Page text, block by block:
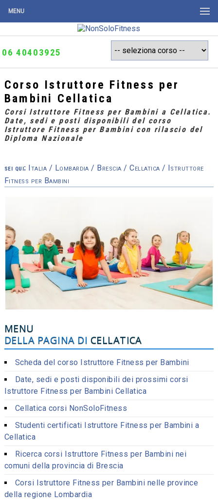
06 40403925
Corso Istruttore Fitness per
Bambini Cellatica
Corsi Istruttore Fitness per Bambini a Cellatica.
Date, sedi e posti disponibili del corso
Istruttore Fitness per Bambini con rilascio del
Diploma Nazionale
sei qui: Italia / Lombardia/ Brescia/Cellatica/ Istruttore
Fitness per Bambini
MENU
DELLA PAGINA DI CELLATICA
Scheda del corso Istruttore Fitness per Bambini
Date, sedi e posti disponibili dei prossimi corsi
Istruttore Fitness per Bambini Cellatica
Cellatica corsi NonSoloFitness
Studenti certificati Istruttore Fitness per Bambini a
Cellatica
Ricerca corsi Istruttore Fitness per Bambini nei
comuni della provincia di Brescia
Corsi Istruttore Fitness per Bambini nelle province
della regione Lombardia
MENU